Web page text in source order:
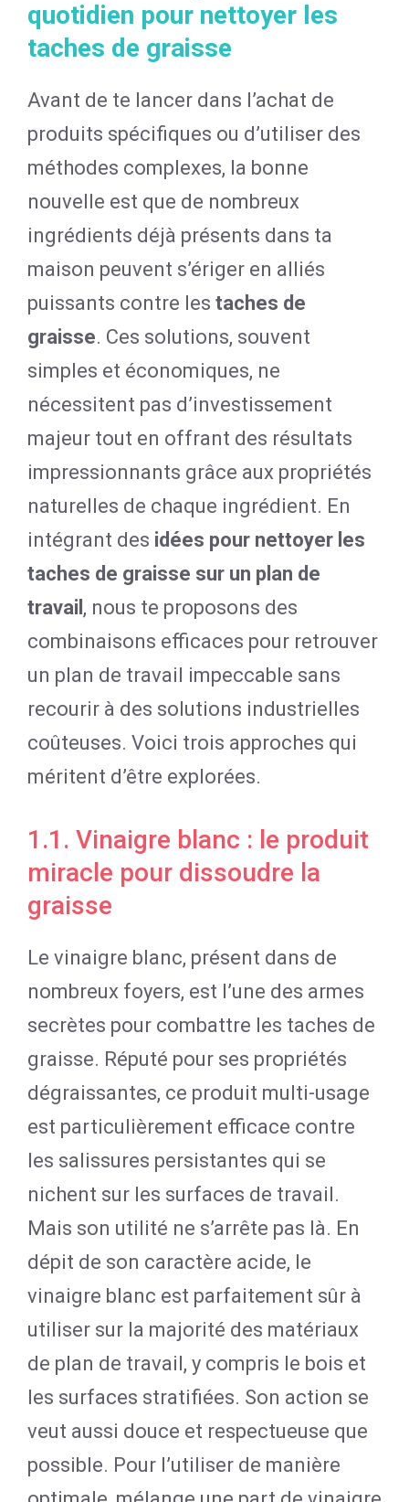
quotidien pour nettoyer les
taches de graisse
Avant de te lancer dans l’achat de
produits spécifiques ou d’utiliser des
méthodes complexes, la bonne
nouvelle est que de nombreux
ingrédients déjà présents dans ta
maison peuvent s’ériger en alliés
puissants contre les taches de
graisse. Ces solutions, souvent
simples et économiques, ne
nécessitent pas d’investissement
majeur tout en offrant des résultats
impressionnants grâce aux propriétés
naturelles de chaque ingrédient. En
intégrant des idées pour nettoyer les
taches de graisse sur un plan de
travail , nous te proposons des
combinaisons efficaces pour retrouver
un plan de travail impeccable sans
recourir à des solutions industrielles
coûteuses. Voici trois approches qui
méritent d’être explorées.
1.1. Vinaigre blanc : le produit
miracle pour dissoudre la
graisse
Le vinaigre blanc, présent dans de
nombreux foyers, est l’une des armes
secrètes pour combattre les taches de
graisse. Réputé pour ses propriétés
dégraissantes, ce produit multi-usage
est particulièrement efficace contre
les salissures persistantes qui se
nichent sur les surfaces de travail.
Mais son utilité ne s’arrête pas là. En
dépit de son caractère acide, le
vinaigre blanc est parfaitement sûr à
utiliser sur la majorité des matériaux
de plan de travail, y compris le bois et
les surfaces stratifiées. Son action se
veut aussi douce et respectueuse que
possible. Pour l’utiliser de manière